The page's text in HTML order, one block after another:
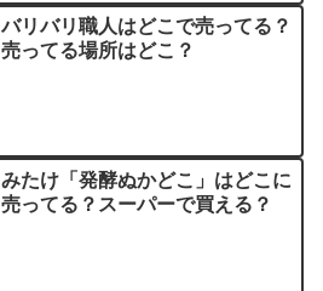
バリバリ職人はどこで売ってる？
売ってる場所はどこ？
みたけ「発酵ぬかどこ」はどこに
売ってる？スーパーで買える？